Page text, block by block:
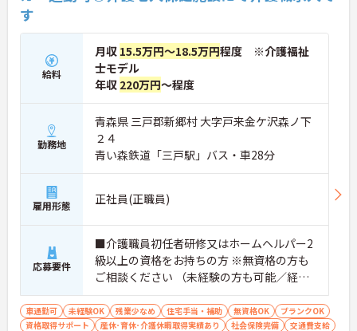
す
給料
月収 15.5万円～18.5万円程度 ※介護福祉
士モデル
年収 220万円～程度
勤務地
青森県 三戸郡新郷村 大字戸来金ケ沢森ノ下
２４
青い森鉄道「三戸駅」バス・車28分
雇用形態 正社員(正職員)
応募要件
■介護職員初任者研修又はホームヘルパー2
級以上の資格をお持ちの方 ※無資格の方も
ご相談ください （未経験の方も可能／経験
者尚可） ■普通自動車運転免許必須（AT
可）
車通勤可 未経験OK 残業少なめ 住宅手当・補助 無資格OK
ブランクOK
資格取得サポート
産休･育休･介護休暇取得実績あり 社会保険完備
交通費支給